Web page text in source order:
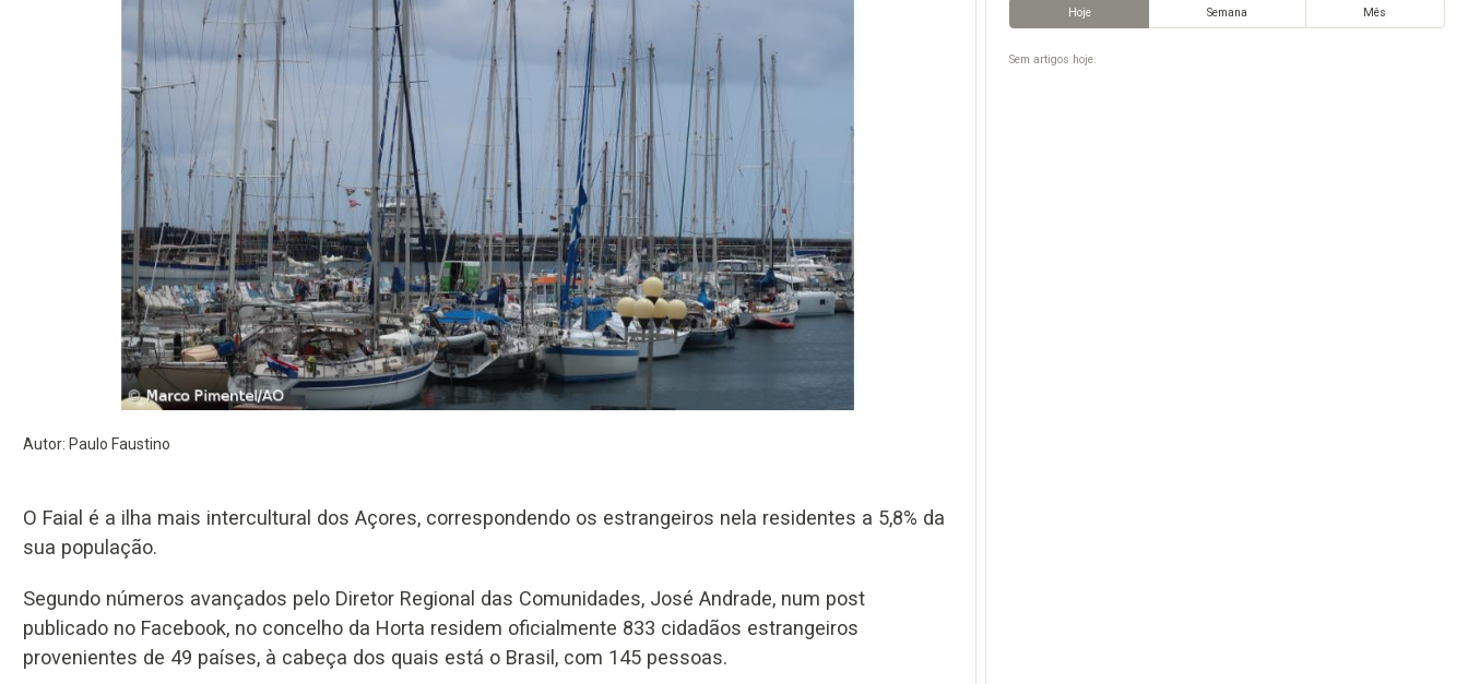
Autor: Paulo Faustino
O Faial é a ilha mais intercultural dos Açores, correspondendo os estrangeiros nela residentes a 5,8% da
sua população.
Segundo números avançados pelo Diretor Regional das Comunidades, José Andrade, num post
publicado no Facebook, no concelho da Horta residem oficialmente 833 cidadãos estrangeiros
provenientes de 49 países, à cabeça dos quais está o Brasil, com 145 pessoas.
Hoje Semana Mês
Sem artigos hoje.